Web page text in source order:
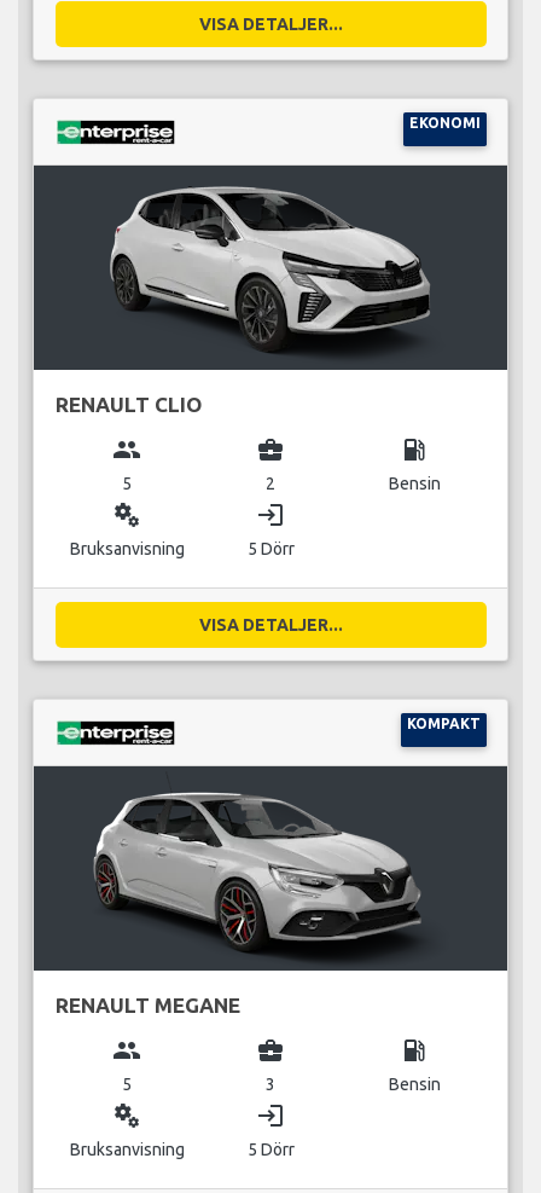
VISA DETALJER...
EKONOMI
RENAULT CLIO
group
5
business_center
2
local_gas_station
Bensin
miscellaneous_services
Bruksanvisning
login
5 Dörr
VISA DETALJER...
KOMPAKT
RENAULT MEGANE
group
5
business_center
3
local_gas_station
Bensin
miscellaneous_services
Bruksanvisning
login
5 Dörr